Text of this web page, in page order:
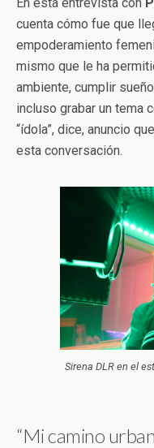
cuenta cómo fue que
empoderamiento
mismo que le ha
ambiente, cumplir
incluso grabar un tema
“ídola”, dice, anuncio
esta conversación.
Sirena DLR en el
“Mi camino